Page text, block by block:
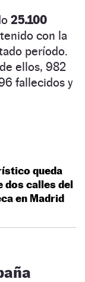
25.100
con la
período.
de ellos, 982
fallecidos y
queda
dos calles del
en Madrid